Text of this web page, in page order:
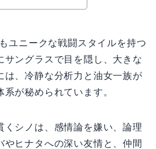
ニークな戦闘スタイルを持つ
ングラスで目を隠し、大きな
は、冷静な分析力と油女一族が
が秘められています。
くシノは、感情論を嫌い、論理
ヒナタへの深い友情と、仲間